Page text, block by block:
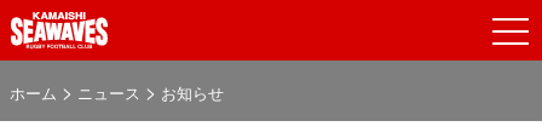
ホーム > ニュース > お知らせ